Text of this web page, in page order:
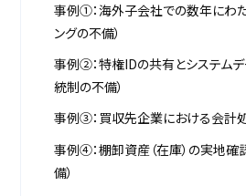
事例①：海外子会社での数年にわ
ングの不備）
事例②：特権IDの共有とシステム
統制の不備）
事例③：買収先企業における会計処
事例④：棚卸資産（在庫）の実地確
備）